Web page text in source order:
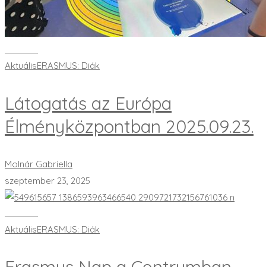
AktuálisERASMUS: Diák
Látogatás az Európa
Élményközpontban 2025.09.23.
Molnár Gabriella
szeptember 23, 2025
AktuálisERASMUS: Diák